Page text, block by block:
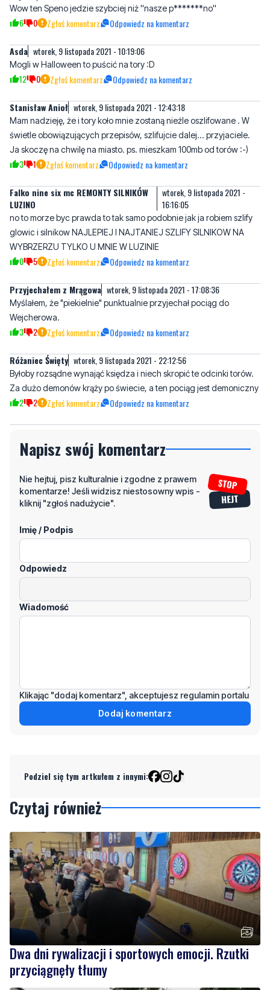
Asda wtorek, 9 listopada 2021 - 10:19:06
Mogli w Halloween to puścić na tory :D
Stanisław Anioł wtorek, 9 listopada 2021 - 12:43:18
Mam nadzieję, że i tory koło mnie zostaną nieźle oszlifowane . W
Ja skoczę na chwilę na miasto. ps. mieszkam 100mb od torów :-)
3 1 Zgłoś komentarz Odpowiedz na komentarz
Falko nine six mc REMONTY SILNIKÓW
LUZINO
wtorek, 9 listopada 2021 -
16:16:05
glowic i silnikow NAJLEPIEJ I NAJTANIEJ SZLIFY SILNIKOW NA
WYBRZERZU TYLKO U MNIE W LUZINIE
0 5 Zgłoś komentarz Odpowiedz na komentarz
Przyjechałem z Mrągowa wtorek, 9 listopada 2021 - 17:08:36
Myślałem, że "piekielnie" punktualnie przyjechał pociąg do
3 2 Zgłoś komentarz Odpowiedz na komentarz
Różaniec Święty
Byłoby rozsądne wynająć księdza i niech skropić te odcinki torów.
2 2 Zgłoś komentarz Odpowiedz na komentarz
Napisz swój komentarz
komentarze! Jeśli widzisz niestosowny wpis -
kliknij "zgłoś nadużycie".
Imię / Podpis
Odpowiedz
Wiadomość
Dwa dni rywalizacji i sportowych emocji. Rzutki
przyciągnęły tłumy